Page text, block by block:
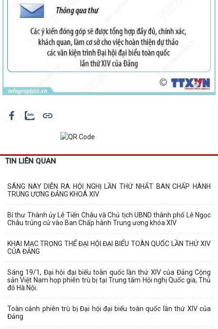
TIN LIÊN QUAN
SÁNG NAY DIỄN RA HỘI NGHỊ LẦN THỨ NHẤT BAN CHẤP HÀNH
TRUNG ƯƠNG ĐẢNG KHOÁ XIV
Bí thư Thành ủy Lê Tiến Châu và Chủ tịch UBND thành phố Lê Ngọc
Châu trúng cử vào Ban Chấp hành Trung ương khóa XIV
KHAI MẠC TRỌNG THỂ ĐẠI HỘI ĐẠI BIỂU TOÀN QUỐC LẦN THỨ XIV
CỦA ĐẢNG
Sáng 19/1, Đại hội đại biểu toàn quốc lần thứ XIV của Đảng Cộng
sản Việt Nam họp phiên trù bị tại Trung tâm Hội nghị Quốc gia, Thủ
đô Hà Nội.
Toàn cảnh phiên trù bị Đại hội đại biểu toàn quốc lần thứ XIV của
Đảng